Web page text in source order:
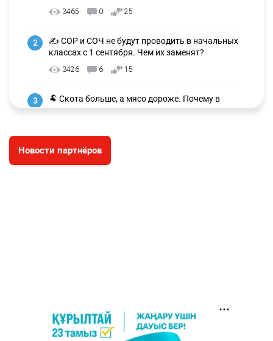
3465 0 25
2
✍️ СОР и СОЧ не будут проводить в начальных
классах с 1 сентября. Чем их заменят?
3426 6 15
3
🐏 Скота больше, а мясо дороже. Почему в
Казахстане продолжают расти цены на
2804 5
🏠 Оправданному пастуху из Актобе подарили
2312 7 12
Новости партнёров